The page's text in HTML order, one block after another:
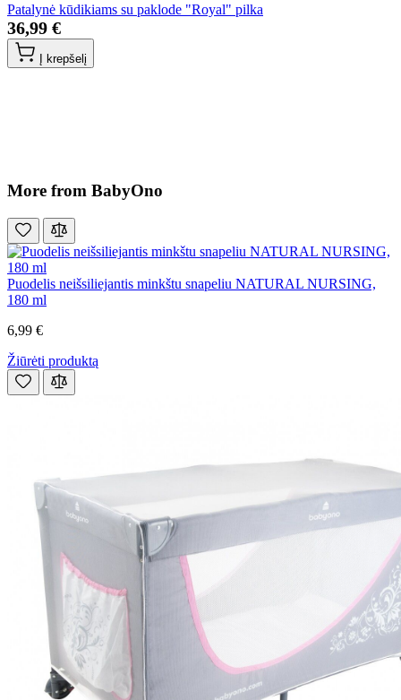
Patalynė kūdikiams su paklode "Royal" pilka
36,99 €
Į krepšelį
More from BabyOno
Puodelis neišsiliejantis minkštu snapeliu NATURAL NURSING,
180 ml
6,99 €
Žiūrėti produktą